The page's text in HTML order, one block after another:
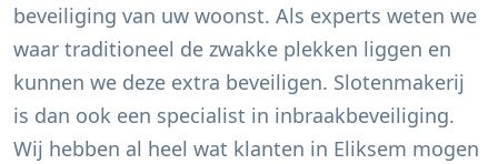
beveiliging van uw woonst. Als experts weten we
waar traditioneel de zwakke plekken liggen en
kunnen we deze extra beveiligen. Slotenmakerij
is dan ook een specialist in inbraakbeveiliging.
Wij hebben al heel wat klanten in Eliksem mogen